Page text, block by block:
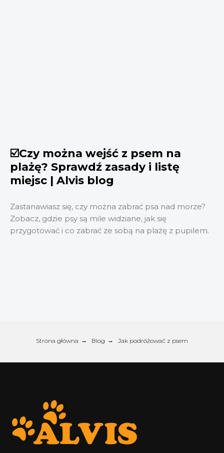
☑️Czy można wejść z psem na
plażę? Sprawdź zasady i listę
miejsc | Alvis blog
Zastanawiasz się, czy można zabrać psa nad morze?
Zobacz, gdzie psy są mile widziane, jak się
przygotować i co zabrać ze sobą na plażę z pupilem.
Strona główna → Blog → Jak podróżować z psem